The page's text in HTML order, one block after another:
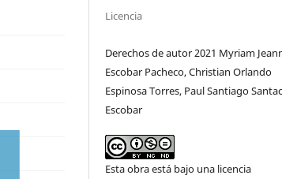
Licencia
Derechos de autor 2021 Myriam
Escobar Pacheco, Christian Orlando
Espinosa Torres, Paul Santiago
Escobar
Esta obra está bajo una licencia